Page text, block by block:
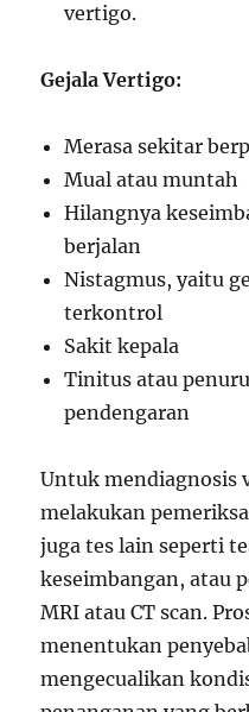
vertigo.
Gejala Vertigo:
Merasa sekitar
Mual atau muntah
Hilangnya
berjalan
Nistagmus, yaitu
terkontrol
Sakit kepala
Tinitus atau
pendengaran
Untuk mendiagnosis
melakukan
juga tes lain seperti
keseimbangan, atau
MRI atau CT scan.
menentukan
mengecualikan